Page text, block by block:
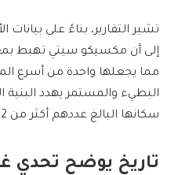
تشير التقارير، بناءً على بيانات
مما يجعلها واحدة من أسرع
البطيء والمستمر يهدد البنية
سكانها البالغ عددهم أكثر من 22 مليون نسمة.
تاريخ يوضح تحدي